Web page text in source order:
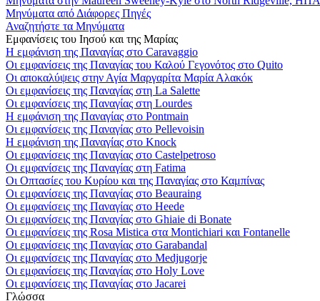
Μηνύματα από Διάφορες Πηγές
Αναζητήστε τα Μηνύματα
Εμφανίσεις του Ιησού και της Μαρίας
Η εμφάνιση της Παναγίας στο Caravaggio
Οι εμφανίσεις της Παναγίας του Καλού Γεγονότος στο Quito
Οι αποκαλύψεις στην Αγία Μαργαρίτα Μαρία Αλακόκ
Οι εμφανίσεις της Παναγίας στη La Salette
Οι εμφανίσεις της Παναγίας στη Lourdes
Η εμφάνιση της Παναγίας στο Pontmain
Οι εμφανίσεις της Παναγίας στο Pellevoisin
Η εμφάνιση της Παναγίας στο Knock
Οι εμφανίσεις της Παναγίας στο Castelpetroso
Οι εμφανίσεις της Παναγίας στη Fatima
Οι Οπτασίες του Κυρίου και της Παναγίας στο Καμπίνας
Οι εμφανίσεις της Παναγίας στο Beauraing
Οι εμφανίσεις της Παναγίας στο Heede
Οι εμφανίσεις της Παναγίας στο Ghiaie di Bonate
Οι εμφανίσεις της Rosa Mistica στα Montichiari και Fontanelle
Οι εμφανίσεις της Παναγίας στο Garabandal
Οι εμφανίσεις της Παναγίας στο Medjugorje
Οι εμφανίσεις της Παναγίας στο Holy Love
Οι εμφανίσεις της Παναγίας στο Jacarei
Γλώσσα